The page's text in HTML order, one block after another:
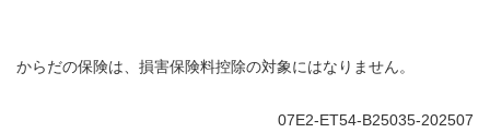
からだの保険は、損害保険料控除の対象にはなりません。
07E2-ET54-B25035-202507